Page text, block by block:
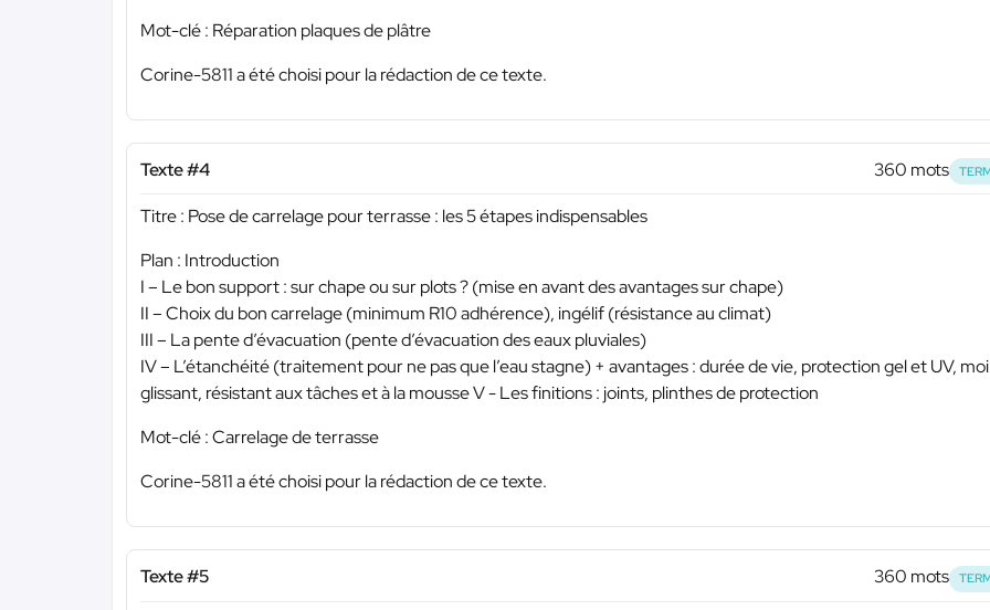
Mot-clé : Réparation plaques de plâtre
Corine-5811 a été choisi pour la rédaction de ce texte.
Texte #4 360 mots
Titre : Pose de carrelage pour terrasse : les 5 étapes indispensables
Plan : Introduction
I – Le bon support : sur chape ou sur plots ? (mise en avant des avantages sur chape)
II – Choix du bon carrelage (minimum R10 adhérence), ingélif (résistance au climat)
III – La pente d’évacuation (pente d’évacuation des eaux pluviales)
IV – L’étanchéité (traitement pour ne pas que l’eau stagne) + avantages : durée de vie, protection gel et UV,
glissant, résistant aux tâches et à la mousse V - Les finitions : joints, plinthes de protection
Mot-clé : Carrelage de terrasse
Corine-5811 a été choisi pour la rédaction de ce texte.
Texte #5 360 mots